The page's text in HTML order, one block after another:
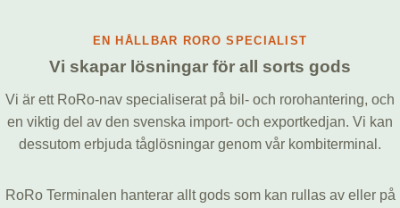
EN HÅLLBAR RORO SPECIALIST
Vi skapar lösningar för all sorts gods
Vi är ett RoRo-nav specialiserat på bil- och rorohantering, och
en viktig del av den svenska import- och exportkedjan. Vi kan
dessutom erbjuda tåglösningar genom vår kombiterminal.
RoRo Terminalen hanterar allt gods som kan rullas av eller på